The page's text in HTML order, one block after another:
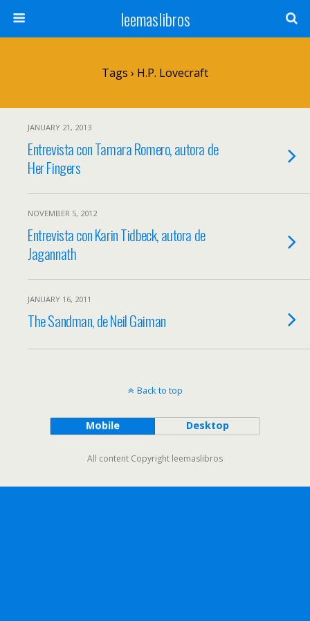
leemaslibros
Tags › H.P. Lovecraft
JANUARY 21, 2013
Entrevista con Tamara Romero, autora de
Her Fingers
NOVEMBER 5, 2012
Entrevista con Karin Tidbeck, autora de
Jagannath
JANUARY 16, 2011
The Sandman, de Neil Gaiman
Back to top
Mobile Desktop
All content Copyright leemaslibros